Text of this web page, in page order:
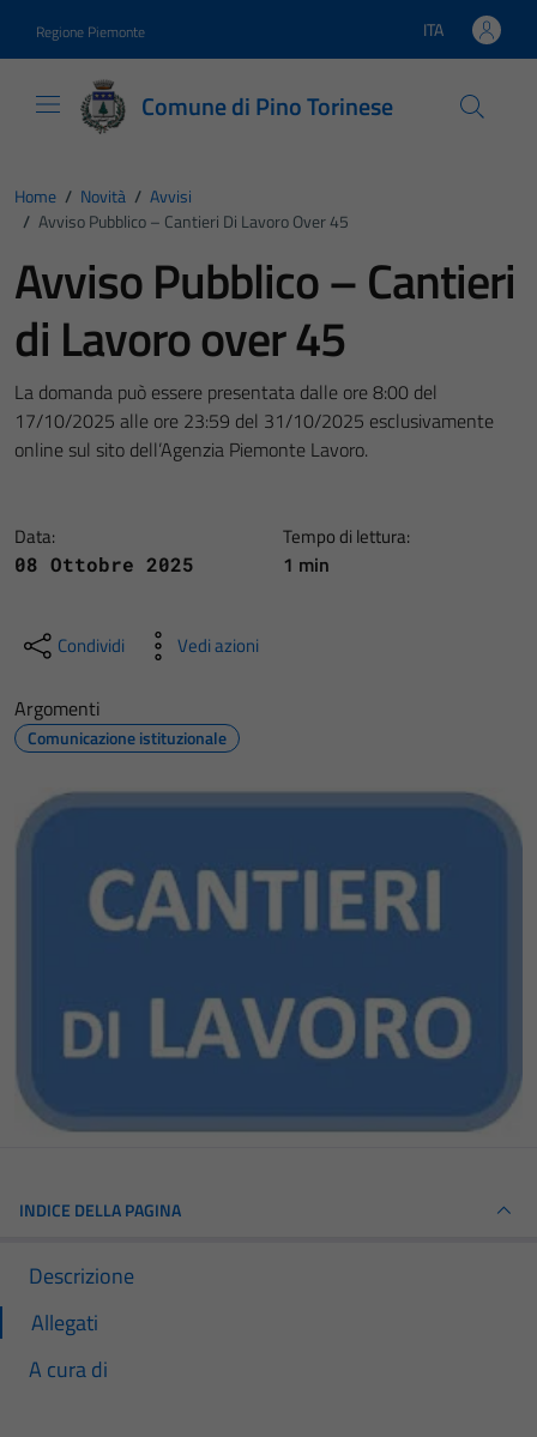
Regione Piemonte Lingua attiva:
ITA
Comune di Pino Torinese
Home / Novità / Avvisi
/ Avviso Pubblico – Cantieri Di Lavoro Over 45
Avviso Pubblico – Cantieri
di Lavoro over 45
La domanda può essere presentata dalle ore 8:00 del
17/10/2025 alle ore 23:59 del 31/10/2025 esclusivamente
online sul sito dell’Agenzia Piemonte Lavoro.
Data:
08 Ottobre 2025
Tempo di lettura:
1 min
Condividi Vedi azioni
Argomenti
Comunicazione istituzionale
INDICE DELLA PAGINA
Descrizione
Allegati
A cura di